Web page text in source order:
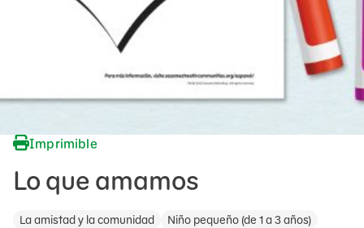
Imprimible
Lo que amamos
La amistad y la comunidad
Niño pequeño (de 1 a 3 años)